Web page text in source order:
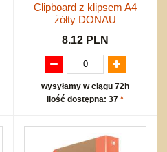
Clipboard z klipsem A4
żółty DONAU
8.12 PLN
wysyłamy w ciągu 72h
ilość dostępna: 37 *